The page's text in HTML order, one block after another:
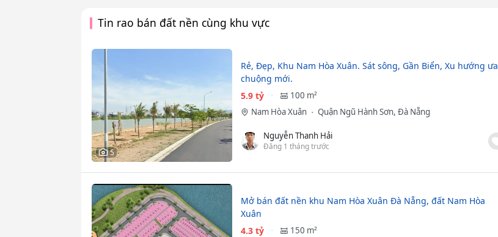
Tin rao bán đất nền cùng khu vực
5
Rẻ, Đẹp, Khu Nam Hòa Xuân. Sát sông, Gần Biển, Xu hướng ưa
chuộng mới.
5.9 tỷ
100 m²
Nam Hòa Xuân
Quận Ngũ Hành Sơn, Đà Nẵng
Nguyễn Thanh Hải
Đăng 1 tháng trước
Mở bán đất nền khu Nam Hòa Xuân Đà Nẵng, đất Nam Hòa
Xuân
4.3 tỷ
150 m²